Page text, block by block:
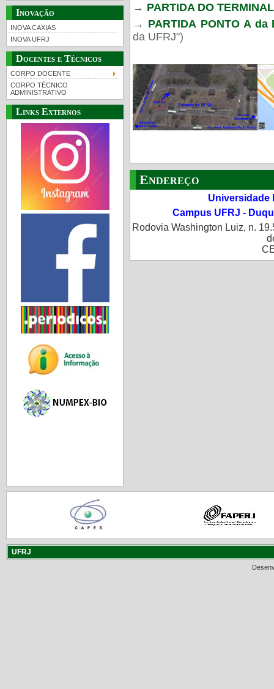
Inovação
INOVA CAXIAS
INOVA UFRJ
Docentes e Técnicos
CORPO DOCENTE
CORPO TÉCNICO
ADMINISTRATIVO
Links Externos
→ PARTIDA DO
→ PARTIDAPONTO A da
da UFRJ")
Endereço
Universidade
Campus UFRJ -
Rodovia Washington Luiz, n.
UFRJ